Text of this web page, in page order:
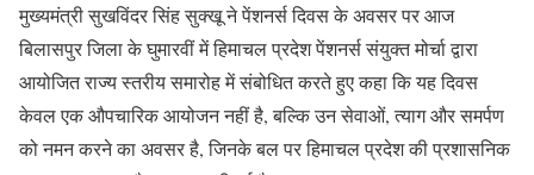
मुख्यमंत्री सुखविंदर सिंह सुक्खू ने पेंशनर्स दिवस के अवसर पर आज
बिलासपुर जिला के घुमारवीं में हिमाचल प्रदेश पेंशनर्स संयुक्त मोर्चा द्वारा
आयोजित राज्य स्तरीय समारोह में संबोधित करते हुए कहा कि यह दिवस
केवल एक औपचारिक आयोजन नहीं है, बल्कि उन सेवाओं, त्याग और समर्पण
को नमन करने का अवसर है, जिनके बल पर हिमाचल प्रदेश की प्रशासनिक